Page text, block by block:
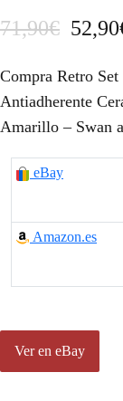
71,90€ E
p
r
e
i
r
i
52,90
Compra Retro
Antiadherente
Amarillo – Swan
eBay
Amazon.es
Ver en eBay